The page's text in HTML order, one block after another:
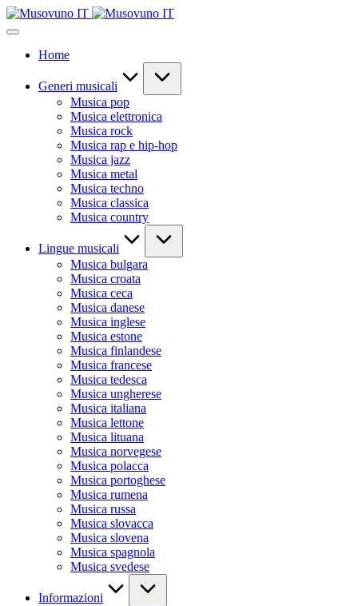
Skip
to
Home
Generi musicali
Musica pop
Musica elettronica
Musica rock
Musica rap e hip-hop
Musica jazz
Musica metal
Musica techno
Musica classica
Musica country
Lingue musicali
Musica bulgara
Musica croata
Musica ceca
Musica danese
Musica inglese
Musica estone
Musica finlandese
Musica francese
Musica tedesca
Musica ungherese
Musica italiana
Musica lettone
Musica lituana
Musica norvegese
Musica polacca
Musica portoghese
Musica rumena
Musica russa
Musica slovacca
Musica slovena
Musica spagnola
Musica svedese
Informazioni